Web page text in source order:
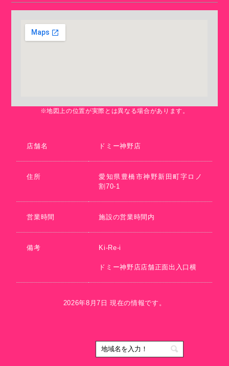
※地図上の位置が実際とは異なる場合があります。
店舗名 ドミー神野店
住所
愛知県豊橋市神野新田町字ロノ
割70-1
営業時間 施設の営業時間内
備考 Ki-Re-i
ドミー神野店店舗正面出入口横
2026年8月7日 現在の情報です。